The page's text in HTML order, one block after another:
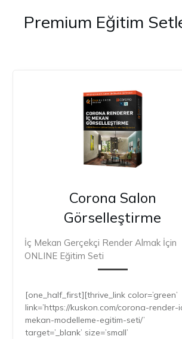
Premium Eğitim
Corona Salon
Görselleştirme
İç Mekan Gerçekçi Render Almak İçin
ONLINE Eğitim Seti
[one_half_first][thrive_link color=’green’
link=’https://kuskon.com/corona-render-
mekan-modelleme-egitim-seti/’
target=’_blank’ size=’small’